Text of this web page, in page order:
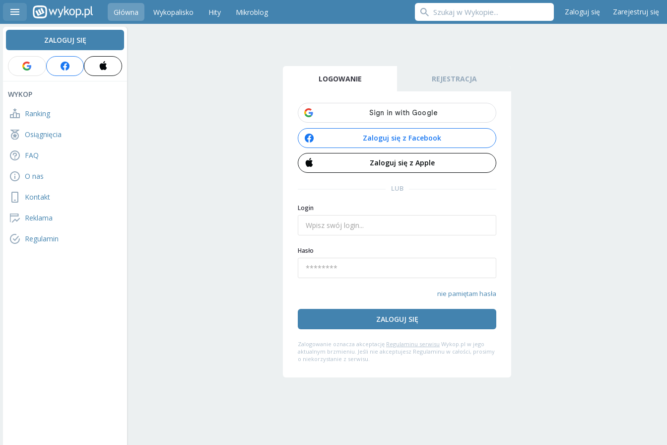
Główna Wykopalisko Hity Mikroblog Zaloguj się Zarejestruj się
ZALOGUJ SIĘ
WYKOP
Ranking
Osiągnięcia
FAQ
O nas
Kontakt
Reklama
Regulamin
LOGOWANIE REJESTRACJA
Zaloguj się z Facebook
Zaloguj się z Apple
LUB
Login
Hasło
nie pamiętam hasła
ZALOGUJ SIĘ
Zalogowanie oznacza akceptację Regulaminu serwisu Wykop.pl w jego
aktualnym brzmieniu. Jeśli nie akceptujesz Regulaminu w całości, prosimy
o niekorzystanie z serwisu.